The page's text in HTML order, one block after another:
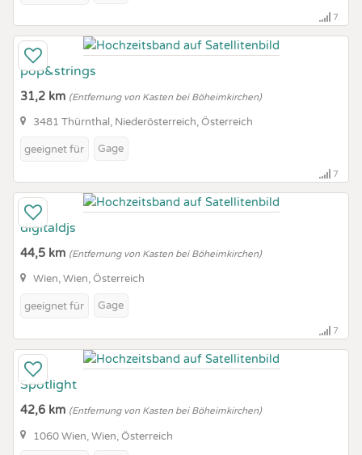
7
pop&strings
31,2 km (Entfernung von Kasten bei Böheimkirchen)
3481 Thürnthal, Niederösterreich, Österreich
geeignet für Gage
7
digitaldjs
44,5 km (Entfernung von Kasten bei Böheimkirchen)
Wien, Wien, Österreich
geeignet für Gage
7
Spotlight
42,6 km (Entfernung von Kasten bei Böheimkirchen)
1060 Wien, Wien, Österreich